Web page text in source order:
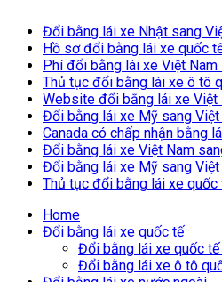
Đổi bằng lái xe Nhật sang
Hồ sơ đổi bằng lái xe quốc
Phí đổi bằng lái xe Việt Nam
Thủ tục đổi bằng lái xe ô tô
Website đổi bằng lái xe Việt
Đổi bằng lái xe Mỹ sang Việt
Canada có chấp nhận bằng
Đổi bằng lái xe Việt Nam
Đổi bằng lái xe Mỹ sang
Thủ tục đổi bằng lái xe quốc
Home
Đổi bằng lái xe quốc tế
Đổi bằng lái xe quốc tế
Đổi bằng lái xe ô tô